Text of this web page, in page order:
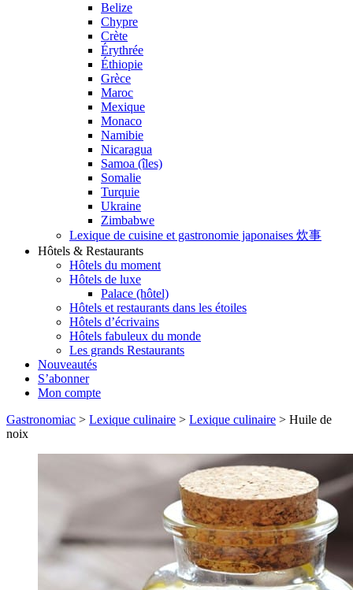
Belize
Chypre
Crète
Érythrée
Éthiopie
Grèce
Maroc
Mexique
Monaco
Namibie
Nicaragua
Samoa (îles)
Somalie
Turquie
Ukraine
Zimbabwe
Lexique de cuisine et gastronomie japonaises 炊事
Hôtels & Restaurants
Hôtels du moment
Hôtels de luxe
Palace (hôtel)
Hôtels et restaurants dans les étoiles
Hôtels d’écrivains
Hôtels fabuleux du monde
Les grands Restaurants
Nouveautés
S’abonner
Mon compte
Gastronomiac > Lexique culinaire > Lexique culinaire > Huile de
noix